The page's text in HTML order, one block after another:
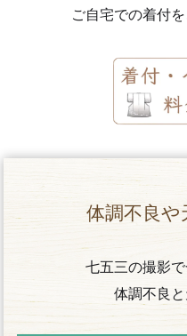
ご自宅での着付
体調不良や
七五三の撮影で
体調不良と